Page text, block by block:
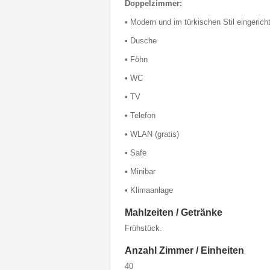
Doppelzimmer:
• Modern und im türkischen Stil
• Dusche
• Föhn
• WC
• TV
• Telefon
• WLAN (gratis)
• Safe
• Minibar
• Klimaanlage
Mahlzeiten / Getränke
Frühstück.
Anzahl Zimmer / Einheiten
40